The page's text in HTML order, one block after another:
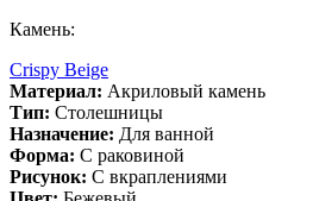
Камень:
Crispy Beige
Материал: Акриловый камень
Тип: Столешницы
Назначение: Для ванной
Форма: С раковиной
Рисунок: С вкраплениями